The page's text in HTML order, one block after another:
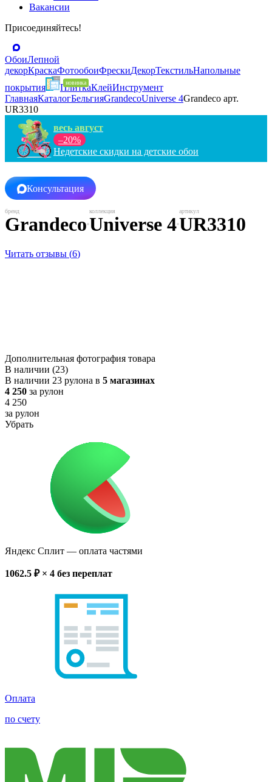
Вакансии
Присоединяйтесь!
ОбоиЛепной
декорКраскаФотообоиФрескиДекорТекстильНапольные
покрытия
ПлиткаКлейИнструмент
ГлавнаяКаталогБельгияGrandecoUniverse 4Grandeco арт.
UR3310
весь август
–20%
Недетские скидки на детские обои
Консультация
GrandecoUniverse 4UR3310
Читать отзывы (6)
Дополнительная фотография товара
В наличии (23)
В наличии 23 рулона в 5 магазинах
4 250 за рулон
4 250
за рулон
Убрать
Яндекс Сплит — оплата частями
1062.5 ₽ × 4 без переплат
Оплата
по счету